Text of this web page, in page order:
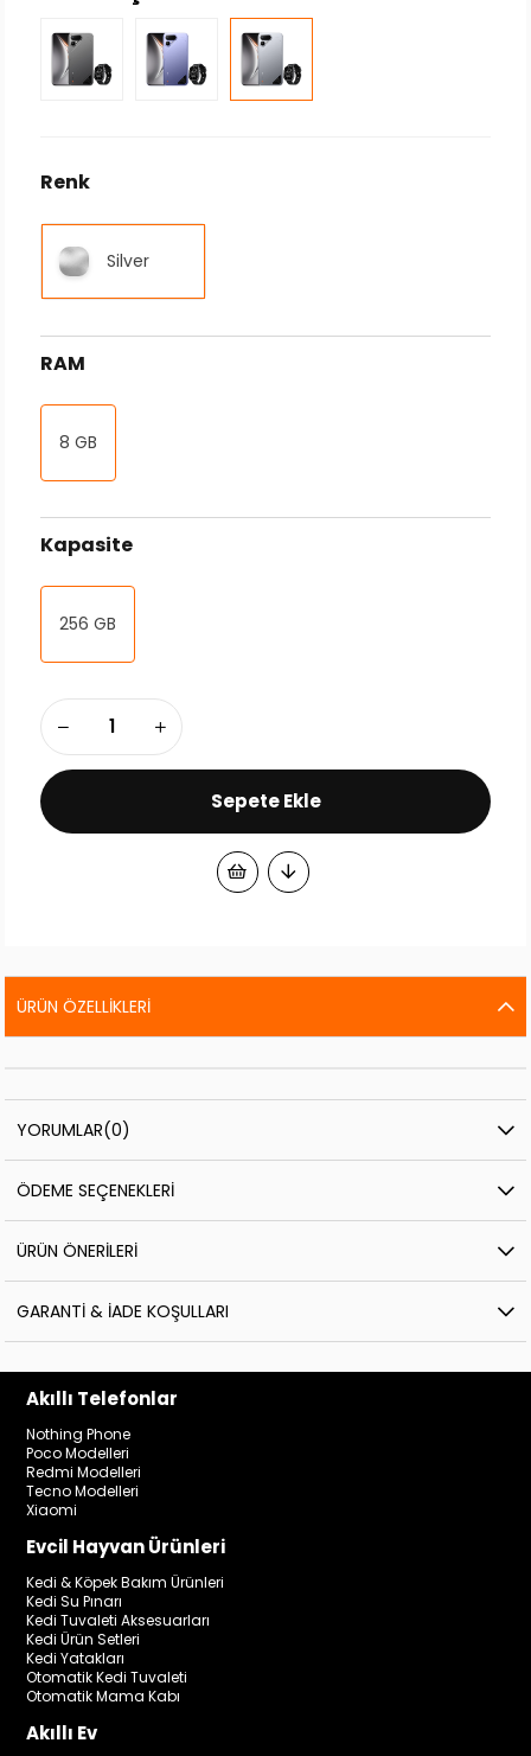
Renk
Silver
RAM
8 GB
Kapasite
256 GB
ÜRÜN ÖZELLIKLERI
YORUMLAR(0)
ÖDEME SEÇENEKLERI
ÜRÜN ÖNERILERI
GARANTI & İADE KOŞULLARI
Akıllı Telefonlar
Nothing Phone
Poco Modelleri
Redmi Modelleri
Tecno Modelleri
Xiaomi
Evcil Hayvan Ürünleri
Kedi & Köpek Bakım Ürünleri
Kedi Su Pınarı
Kedi Tuvaleti Aksesuarları
Kedi Ürün Setleri
Kedi Yatakları
Otomatik Kedi Tuvaleti
Otomatik Mama Kabı
Akıllı Ev